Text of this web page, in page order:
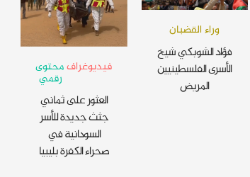
وراء القضبان
فؤاد الشوبكي شيخ
الأسرى الفلسطينيين
المريض
فيديوغرافمحتوى
رقمي
العثور على ثماني
جثث جديدة للأسر
السودانية في
صحراء الكفرة بليبيا